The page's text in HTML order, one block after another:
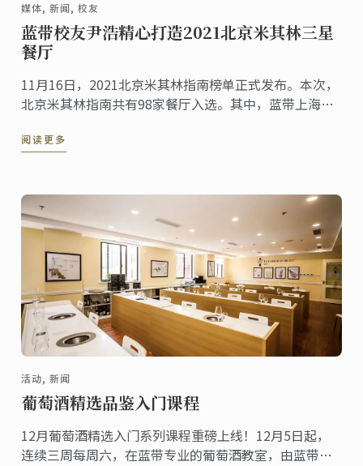
媒体, 新闻, 校友
蓝带校友尹浩精心打造2021北京米其林三星
餐厅
11月16日，2021北京米其林指南榜单正式发布。本次，
北京米其林指南共有98家餐厅入选。其中，蓝带上海校
京米其林三星。
阅读更多
活动, 新闻
葡萄酒精选品鉴入门课程
12月葡萄酒精选入门系列课程重磅上线！12月5日起，
连续三周每周六，在蓝带专业的葡萄酒教室，由蓝带上